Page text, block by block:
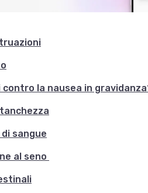
contro la nausea in
sangue
al seno